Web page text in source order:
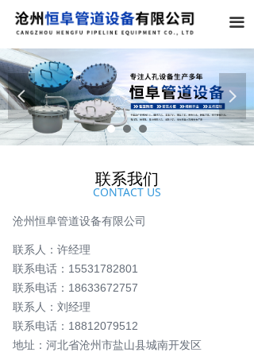
끀
넳 넲
联系我们
CONTACT US
沧州恒阜管道设备有限公司
联系人：许经理
联系电话：15531782801
联系电话：18633672757
联系人：刘经理
联系电话：18812079512
地址：河北省沧州市盐山县城南开发区